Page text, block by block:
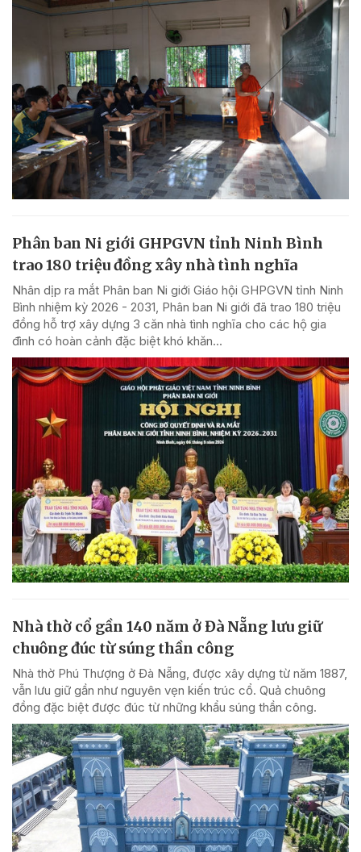
Phân ban Ni giới GHPGVN tỉnh Ninh Bình
trao 180 triệu đồng xây nhà tình nghĩa
Nhân dịp ra mắt Phân ban Ni giới Giáo hội GHPGVN tỉnh Ninh
Bình nhiệm kỳ 2026 - 2031, Phân ban Ni giới đã trao 180 triệu
đồng hỗ trợ xây dựng 3 căn nhà tình nghĩa cho các hộ gia
đình có hoàn cảnh đặc biệt khó khăn...
Nhà thờ cổ gần 140 năm ở Đà Nẵng lưu giữ
chuông đúc từ súng thần công
Nhà thờ Phú Thượng ở Đà Nẵng, được xây dựng từ năm 1887,
vẫn lưu giữ gần như nguyên vẹn kiến trúc cổ. Quả chuông
đồng đặc biệt được đúc từ những khẩu súng thần công.